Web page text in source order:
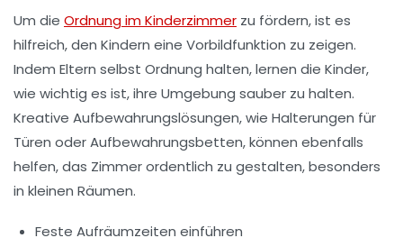
Um die Ordnung im Kinderzimmer zu fördern, ist es
hilfreich, den Kindern eine Vorbildfunktion zu zeigen.
Indem Eltern selbst Ordnung halten, lernen die Kinder,
wie wichtig es ist, ihre Umgebung sauber zu halten.
Kreative Aufbewahrungslösungen, wie Halterungen für
Türen oder Aufbewahrungsbetten, können ebenfalls
helfen, das Zimmer ordentlich zu gestalten, besonders
in kleinen Räumen.
Feste Aufräumzeiten einführen